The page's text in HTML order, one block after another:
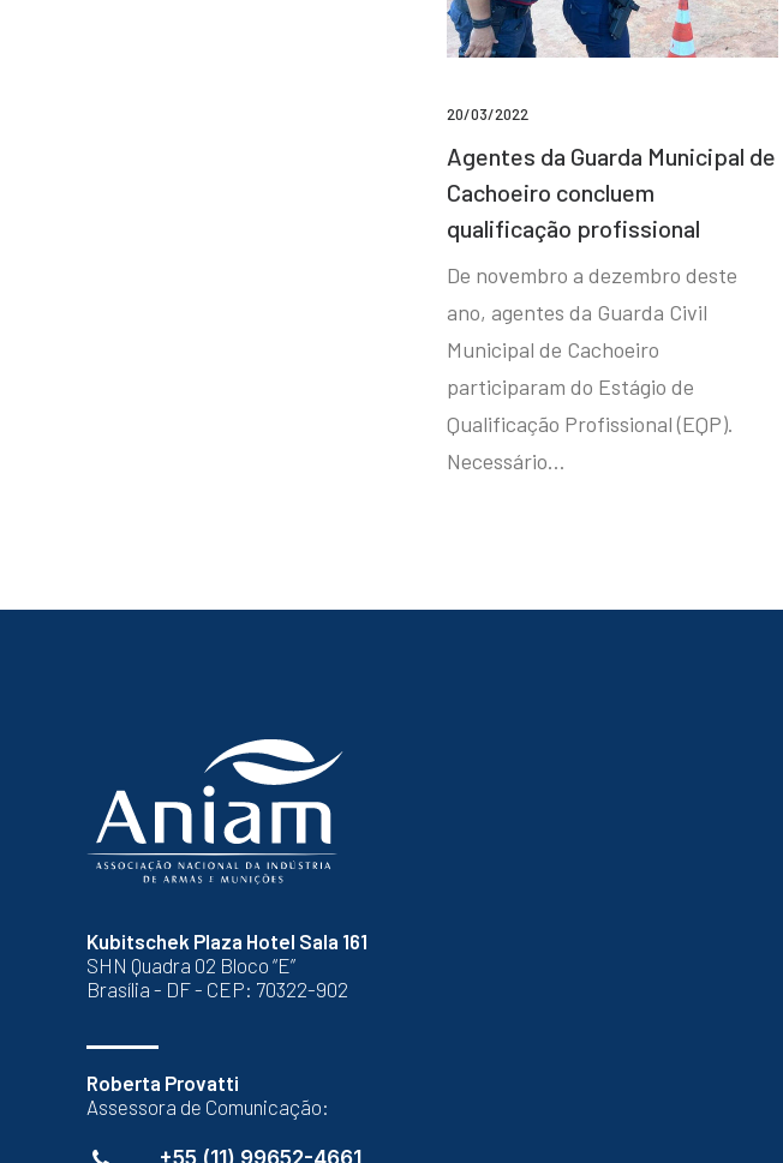
20/03/2022
Agentes da Guarda Municipal de
Cachoeiro concluem
qualificação profissional
De novembro a dezembro deste
ano, agentes da Guarda Civil
Municipal de Cachoeiro
participaram do Estágio de
Qualificação Profissional (EQP).
Necessário…
Kubitschek Plaza Hotel Sala 161
SHN Quadra 02 Bloco “E”
Brasília - DF - CEP: 70322-902
Roberta Provatti
Assessora de Comunicação:
+55 (11) 99652-4661